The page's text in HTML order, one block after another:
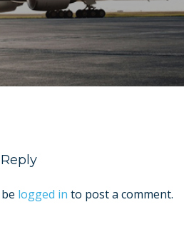
logged in to post a comment.